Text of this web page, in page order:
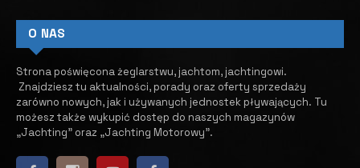
O NAS
Strona poświęcona żeglarstwu, jachtom, jachtingowi.
Znajdziesz tu aktualności, porady oraz oferty sprzedaży
zarówno nowych, jak i używanych jednostek pływających. ​ Tu
możesz także wykupić dostęp do naszych magazynów
„Jachting” oraz „Jachting Motorowy”.